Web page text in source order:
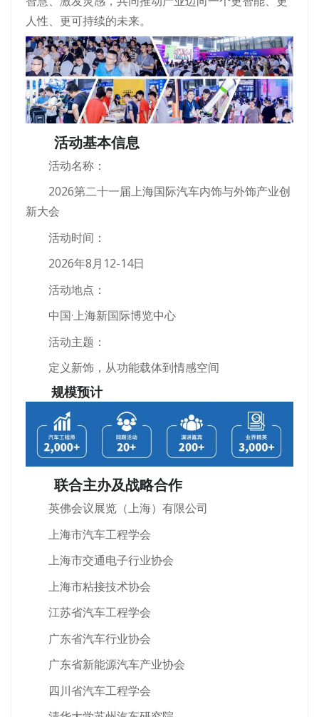
人性、更可持续的未来。
活动基本信息
活动名称：
2026第二十一届上海国际汽车内饰与外饰产业创
新大会
活动时间：
2026年8月12-14日
活动地点：
中国·上海新国际博览中心
活动主题：
定义新饰，从功能载体到情感空间
规模预计
联合主办及战略合作
英佛会议展览（上海）有限公司
上海市汽车工程学会
上海市交通电子行业协会
上海市粘接技术协会
江苏省汽车工程学会
广东省汽车行业协会
广东省新能源汽车产业协会
四川省汽车工程学会